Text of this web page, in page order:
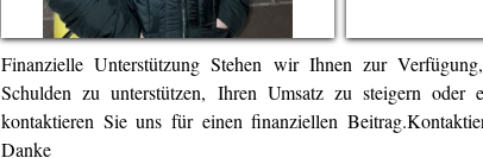
Finanzielle Unterstützung Stehen wir Ihnen zur
Schulden zu unterstützen, Ihren Umsatz zu steigern
kontaktieren Sie uns für einen finanziellen
Danke